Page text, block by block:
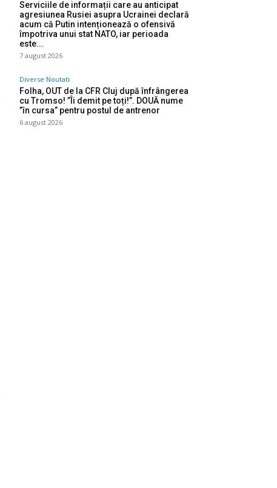
Serviciile de informații care au anticipat
agresiunea Rusiei asupra Ucrainei declară
acum că Putin intenționează o ofensivă
împotriva unui stat NATO, iar perioada
este...
7 august 2026
Diverse Noutati
Folha, OUT de la CFR Cluj după înfrângerea
cu Tromso! ”Îi demit pe toți!”. DOUĂ nume
”în cursa” pentru postul de antrenor
6 august 2026